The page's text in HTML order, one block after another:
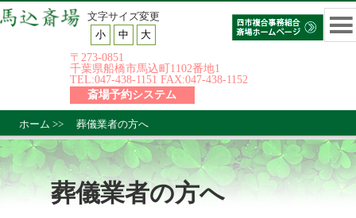
文字サイズ変更
小 中 大
〒273-0851
千葉県船橋市馬込町1102番地1
TEL:047-438-1151 FAX:047-438-1152
斎場予約システム
ホーム >> 葬儀業者の方へ
葬儀業者の方へ